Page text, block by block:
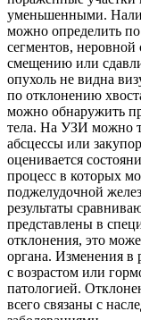
уменьшенными.
можно определить
сегментов, неровной
смещению или
опухоль не видна
по отклонению
можно обнаружить
тела. На УЗИ можно
абсцессы или
оценивается
процесс в которых
поджелудочной
результаты
представлены в
отклонения, это
органа. Изменения в
с возрастом или
патологией.
всего связаны с